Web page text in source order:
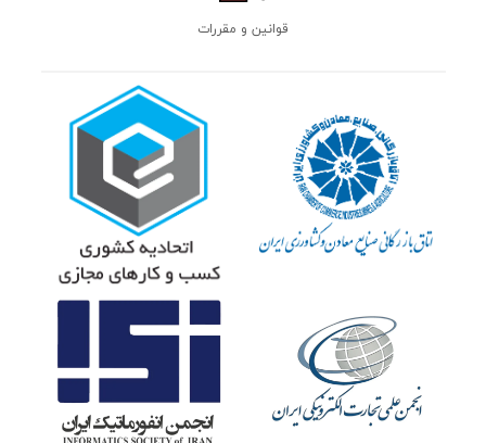
قوانین و مقررات